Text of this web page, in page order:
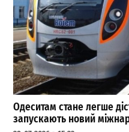
Одеситам стане легше
запускають новий